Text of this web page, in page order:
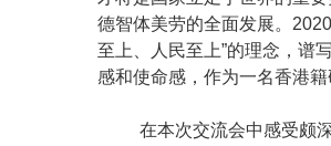
德智体美劳的全面发展。 2020
至上、人民至上”的理念，谱
感和使命感，作为一名香港
在本次交流会中感受颇